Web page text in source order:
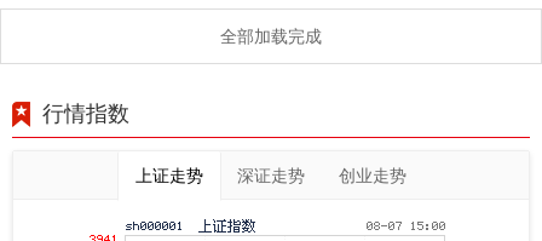
全部加载完成
行情指数
上证走势 深证走势 创业走势